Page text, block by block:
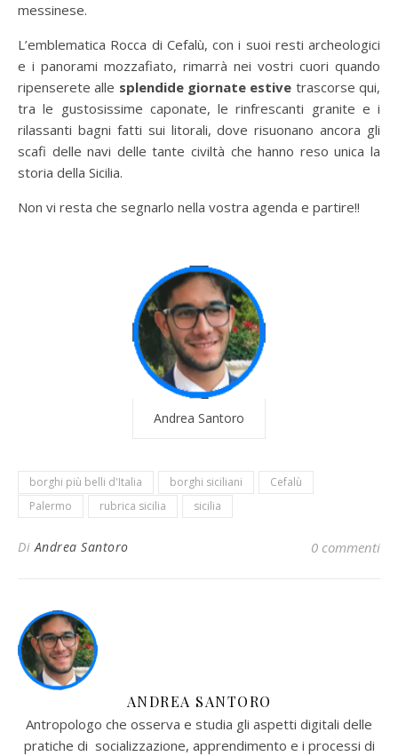
messinese.
L’emblematica Rocca di Cefalù, con i suoi resti archeologici
e i panorami mozzafiato, rimarrà nei vostri cuori quando
ripenserete alle splendide giornate estive trascorse qui,
tra le gustosissime caponate, le rinfrescanti granite e i
rilassanti bagni fatti sui litorali, dove risuonano ancora gli
scafi delle navi delle tante civiltà che hanno reso unica la
storia della Sicilia.
Non vi resta che segnarlo nella vostra agenda e partire!!
Andrea Santoro
borghi più belli d'Italia borghi siciliani
Cefalù
Palermo
rubrica sicilia sicilia
DiAndrea Santoro 0 commenti
ANDREA SANTORO
Antropologo che osserva e studia gli aspetti digitali delle
pratiche di socializzazione, apprendimento e i processi di